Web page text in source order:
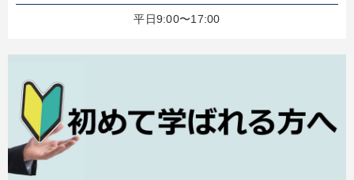
平日9:00〜17:00